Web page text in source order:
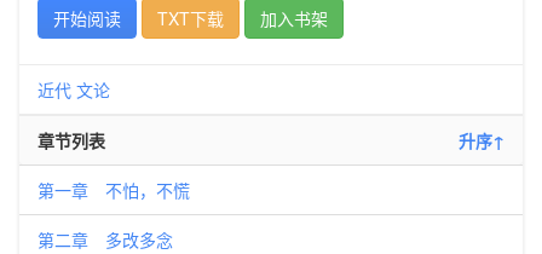
开始阅读 TXT下载 加入书架
近代 文论
章节列表 升序↑
第一章 不怕，不慌
第二章 多改多念